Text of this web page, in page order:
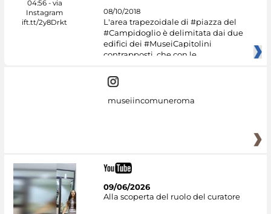
08/10/2018
L'area trapezoidale di #piazza del
#Campidoglio è delimitata dai due
edifici dei #MuseiCapitolini
contrapposti, che con le
museiincomuneroma
09/06/2026
Alla scoperta del ruolo del curatore